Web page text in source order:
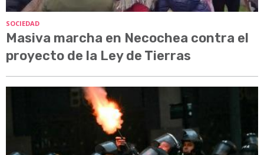
SOCIEDAD
Masiva marcha en Necochea contra el
proyecto de la Ley de Tierras